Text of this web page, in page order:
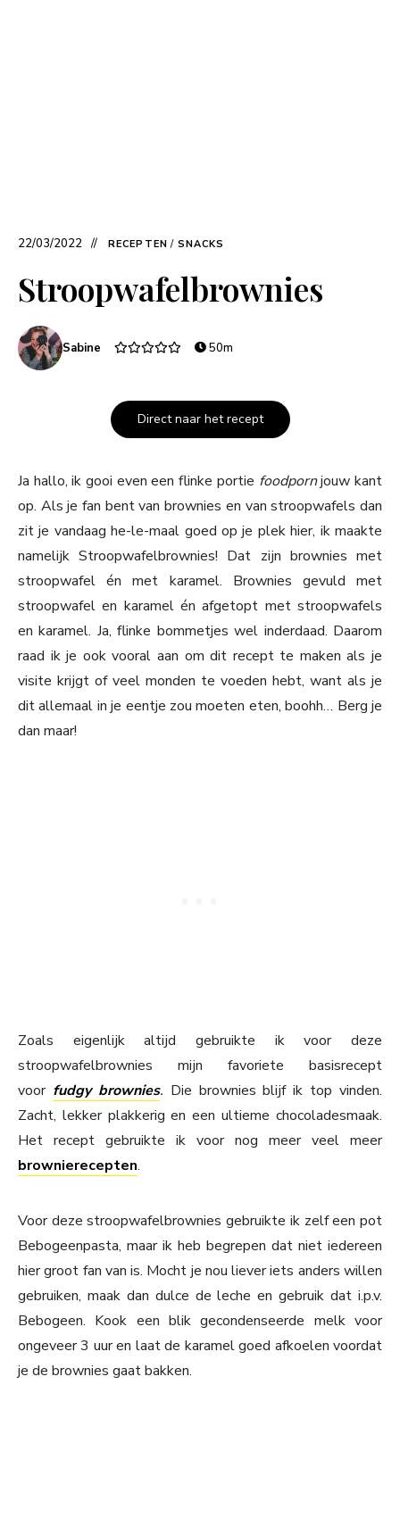
22/03/2022 RECEPTEN / SNACKS
Stroopwafelbrownies
Sabine 50m
Direct naar het recept
Ja hallo, ik gooi even een flinke portie foodpornjouw kant
op. Als je fan bent van brownies en van stroopwafels dan
zit je vandaag he-le-maal goed op je plek hier, ik maakte
namelijk Stroopwafelbrownies! Dat zijn brownies met
stroopwafel én met karamel. Brownies gevuld met
stroopwafel en karamel én afgetopt met stroopwafels
en karamel. Ja, flinke bommetjes wel inderdaad. Daarom
raad ik je ook vooral aan om dit recept te maken als je
visite krijgt of veel monden te voeden hebt, want als je
dit allemaal in je eentje zou moeten eten, boohh… Berg je
dan maar!
Zoals eigenlijk altijd gebruikte ik voor deze
stroopwafelbrownies mijn favoriete basisrecept
voor fudgy brownies. Die brownies blijf ik top vinden.
Zacht, lekker plakkerig en een ultieme chocoladesmaak.
Het recept gebruikte ik voor nog meer veel meer
brownierecepten.
Voor deze stroopwafelbrownies gebruikte ik zelf een pot
Bebogeenpasta, maar ik heb begrepen dat niet iedereen
hier groot fan van is. Mocht je nou liever iets anders willen
gebruiken, maak dan dulce de leche en gebruik dat i.p.v.
Bebogeen. Kook een blik gecondenseerde melk voor
ongeveer 3 uur en laat de karamel goed afkoelen voordat
je de brownies gaat bakken.